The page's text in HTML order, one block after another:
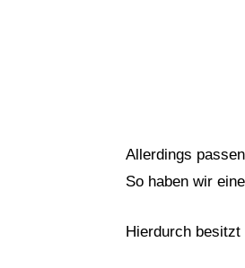
Allerdings
So haben wir
Hierdurch besitzt